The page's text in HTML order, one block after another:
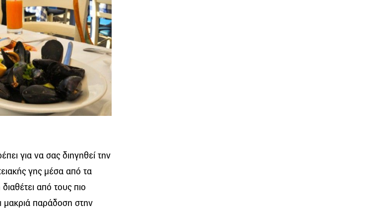
για να σας διηγηθεί την
γης μέσα από τα
από τους πιο
μακριά παράδοση στην